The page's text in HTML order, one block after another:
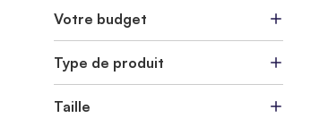
Votre budget
Type de produit
Taille